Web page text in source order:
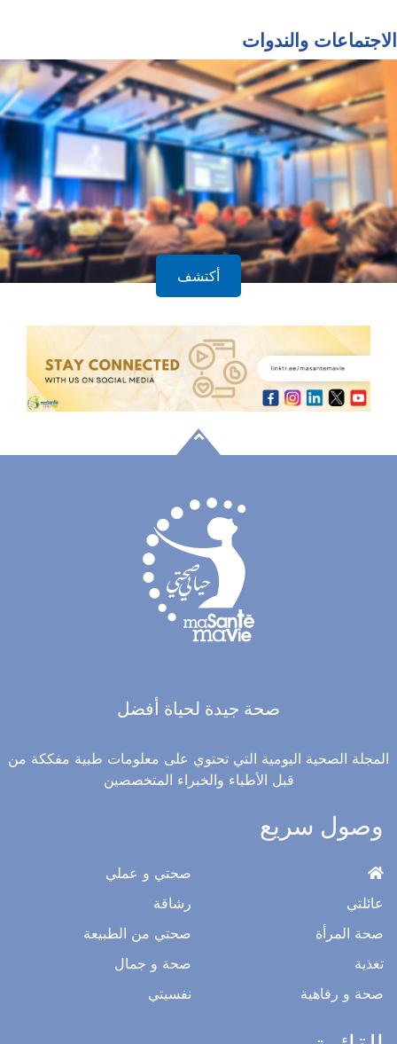
الاجتماعات والندوات
أكتشف
صحة جيدة لحياة أفضل
المجلة الصحية اليومية التي تحتوي على معلومات طبية مفككة من
قبل الأطباء والخبراء المتخصصين
وصول سريع
عائلتي
صحة المرأة
تغذية
صحة و رفاهية
صحتي و عملي
رشاقة
صحتي من الطبيعة
صحة و جمال
نفسيتي